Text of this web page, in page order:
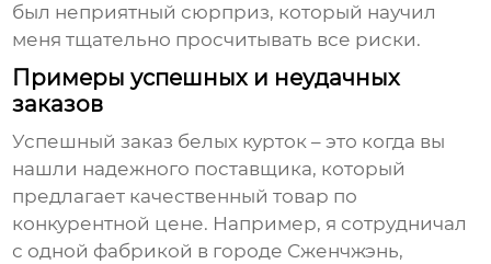
был неприятный сюрприз, который научил
меня тщательно просчитывать все риски.
Примеры успешных и неудачных
заказов
Успешный заказ белых курток – это когда вы
нашли надежного поставщика, который
предлагает качественный товар по
конкурентной цене. Например, я сотрудничал
с одной фабрикой в городе Сженчжэнь,